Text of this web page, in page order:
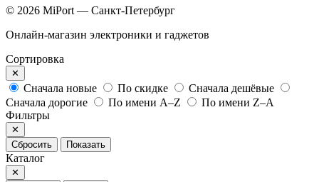
© 2026 MiPort — Санкт-Петербург
Онлайн-магазин электроники и гаджетов
Сортировка
✕
Сначала новые По скидке
Сначала дешёвые
Сначала дорогие
По имени A–Z
По имени Z–A
Фильтры
✕
Сбросить
Показать
Каталог
✕